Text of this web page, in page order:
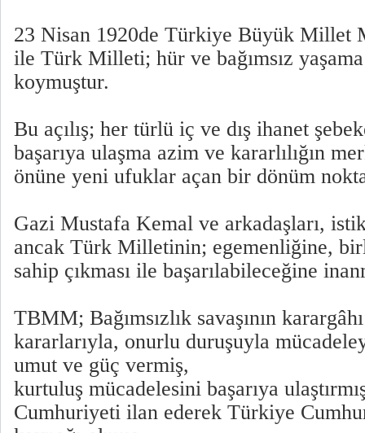
23 Nisan 1920de Türkiye Büyük Millet
ile Türk Milleti; hür ve bağımsız
koymuştur.
Bu açılış; her türlü iç ve dış ihanet
başarıya ulaşma azim ve kararlılığın
önüne yeni ufuklar açan bir dönüm
Gazi Mustafa Kemal ve arkadaşları,
ancak Türk Milletinin; egemenliğine,
sahip çıkması ile başarılabileceğine
TBMM; Bağımsızlık savaşının
kararlarıyla, onurlu duruşuyla
umut ve güç vermiş,
kurtuluş mücadelesini başarıya
Cumhuriyeti ilan ederek Türkiye